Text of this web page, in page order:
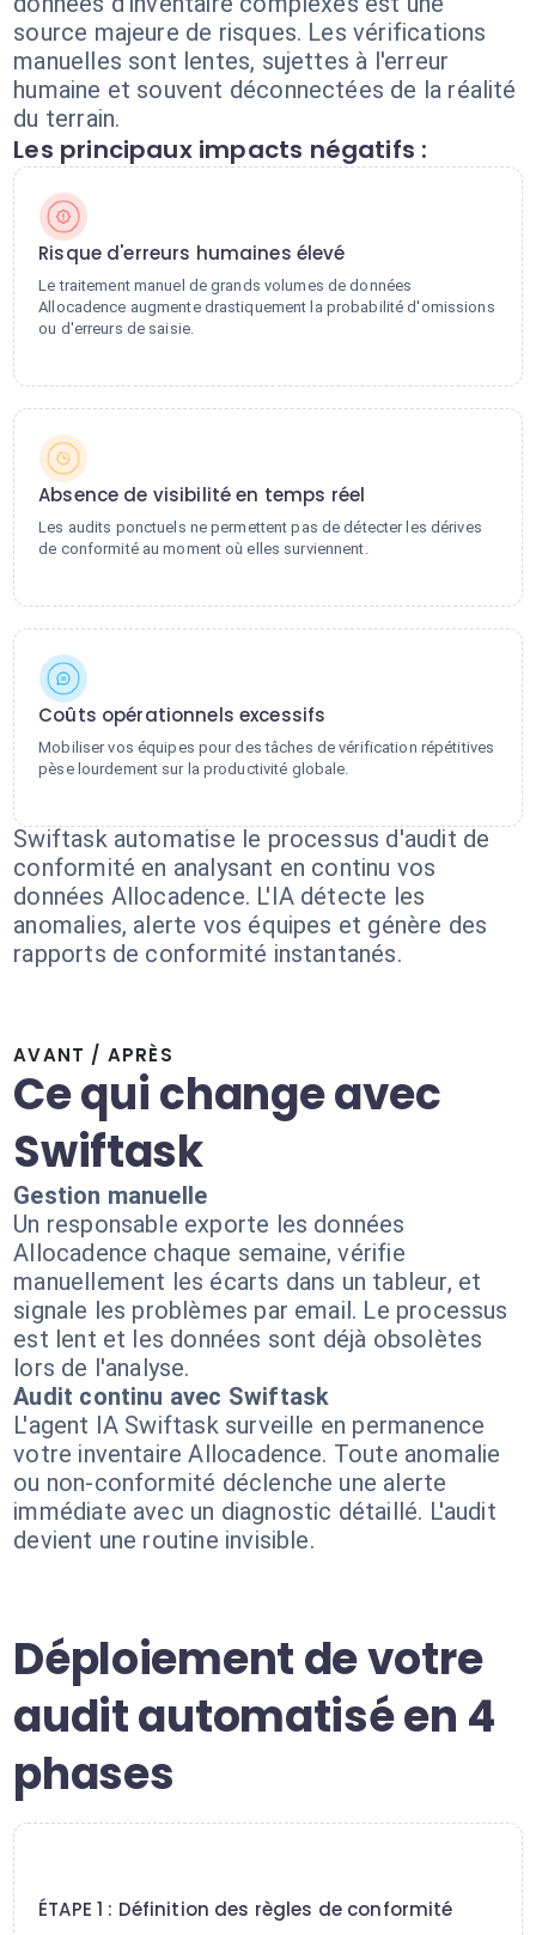
source majeure de risques. Les vérifications
manuelles sont lentes, sujettes à l'erreur
humaine et souvent déconnectées de la réalité
du terrain.
Les principaux impacts négatifs :
Risque d'erreurs humaines élevé
Le traitement manuel de grands volumes de données
Allocadence augmente drastiquement la probabilité d'omissions
ou d'erreurs de saisie.
Absence de visibilité en temps réel
Les audits ponctuels ne permettent pas de détecter les dérives
de conformité au moment où elles surviennent.
Coûts opérationnels excessifs
Mobiliser vos équipes pour des tâches de vérification répétitives
pèse lourdement sur la productivité globale.
Swiftask automatise le processus d'audit de
conformité en analysant en continu vos
données Allocadence. L'IA détecte les
anomalies, alerte vos équipes et génère des
rapports de conformité instantanés.
AVANT / APRÈS
Ce qui change avec
Swiftask
Gestion manuelle
Un responsable exporte les données
Allocadence chaque semaine, vérifie
manuellement les écarts dans un tableur, et
signale les problèmes par email. Le processus
est lent et les données sont déjà obsolètes
lors de l'analyse.
Audit continu avec Swiftask
L'agent IA Swiftask surveille en permanence
votre inventaire Allocadence. Toute anomalie
ou non-conformité déclenche une alerte
immédiate avec un diagnostic détaillé. L'audit
devient une routine invisible.
Déploiement de votre
audit automatisé en 4
phases
ÉTAPE 1 : Définition des règles de conformité